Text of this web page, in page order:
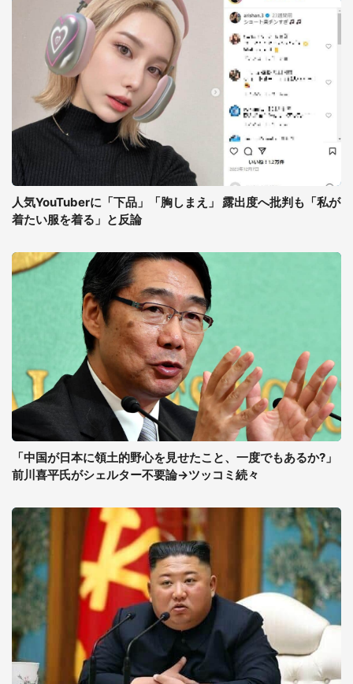
人気YouTuberに「下品」「胸しまえ」 露出度へ批判も「私が
着たい服を着る」と反論
「中国が日本に領土的野心を見せたこと、一度でもあるか?」
前川喜平氏がシェルター不要論→ツッコミ続々